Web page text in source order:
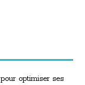
optimiser ses